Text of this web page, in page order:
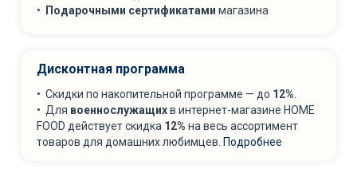
• Подарочными сертификатами магазина
Дисконтная программа
• Скидки по накопительной программе — до 12%
• Для военнослужащихв интернет-магазине HOME
FOOD действует скидка 12% на весь ассортимент
товаров для домашних любимцев. Подробнее